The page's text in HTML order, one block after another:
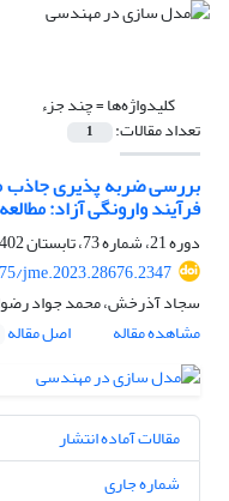
کلیدواژه‌ها =چند جزء
تعداد مقالات: 1
بررسی ضربه پذیری
فرآیند وارونگی آزاد:
دوره 21، شماره 73، تابستان 1402، صفحه
jme.2023.28676.2347
سجاد آذرخش، محمد جواد
مشاهده مقاله
اصل مقاله
مقالات آماده انتشار
شماره جاری